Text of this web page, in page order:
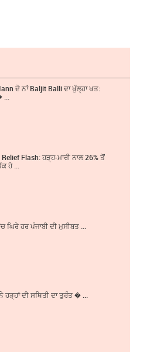
ਦੇ ਨਾਂ Baljit Balli ਦਾ ਖੁੱਲ੍ਹਾ ਖਤ:
...
Flash: ਹੜ੍ਹ-ਮਾਰੀ ਨਾਲ 26% ਤੋਂ
ਹੋ ...
ਘਿਰੇ ਹਰ ਪੰਜਾਬੀ ਦੀ ਮੁਸੀਬਤ ...
ਹੜ੍ਹਾਂ ਦੀ ਸਥਿਤੀ ਦਾ ਤੁਰੰਤ � ...